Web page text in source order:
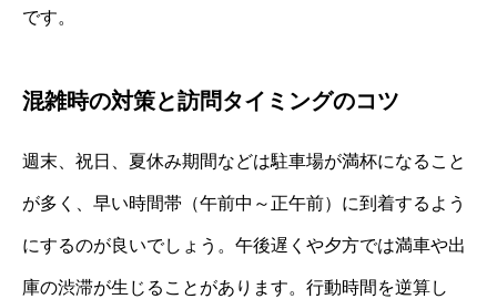
です。
混雑時の対策と訪問タイミングのコツ
週末、祝日、夏休み期間などは駐車場が満杯になること
が多く、早い時間帯（午前中～正午前）に到着するよう
にするのが良いでしょう。午後遅くや夕方では満車や出
庫の渋滞が生じることがあります。行動時間を逆算し